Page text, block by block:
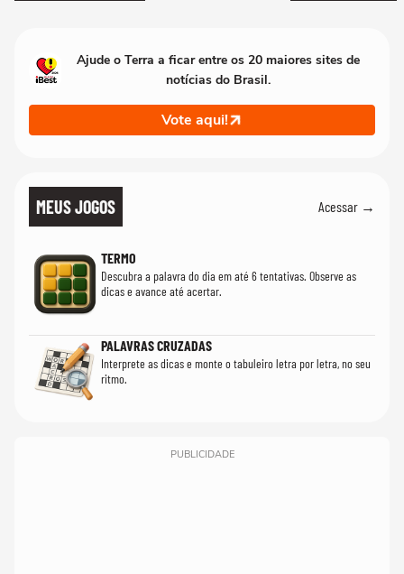
Ajude o Terra a ficar entre os 20 maiores sites de
notícias do Brasil.
Vote aqui!
MEUS JOGOS Acessar →
TERMO
Descubra a palavra do dia em até 6 tentativas. Observe as
dicas e avance até acertar.
PALAVRAS CRUZADAS
Interprete as dicas e monte o tabuleiro letra por letra, no seu
ritmo.
PUBLICIDADE